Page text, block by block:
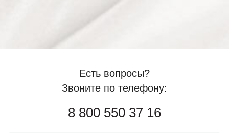
Есть вопросы?
Звоните по телефону:
8 800 550 37 16